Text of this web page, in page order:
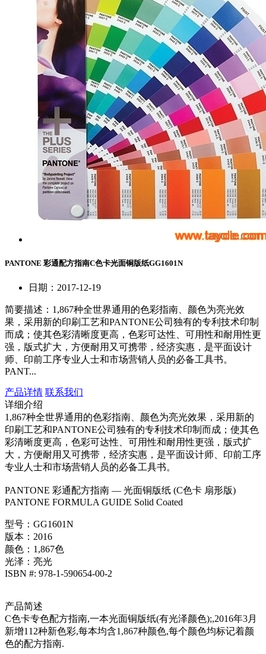
PANTONE 彩通配方指南C色卡光面铜版纸GG1601N
日期：2017-12-19
简要描述： 1,867种全世界通用的色彩指南、颜色为亮光效
果，采用新的印刷工艺和PANTONE公司独有的专利技术印制
而成；使其色彩清晰度更高，色彩可达性、可用性和耐用性更
强，版式扩大，方便耐用又可携带，经济实惠，是平面设计
师、印前工序专业人士和市场营销人员的必备工具书。
PANT...
产品详情 联系我们
详细介绍
1,867种全世界通用的色彩指南、颜色为亮光效果，采用新的
印刷工艺和PANTONE公司独有的专利技术印制而成；使其色
彩清晰度更高，色彩可达性、可用性和耐用性更强，版式扩
大，方便耐用又可携带，经济实惠，是平面设计师、印前工序
专业人士和市场营销人员的必备工具书。
PANTONE 彩通配方指南 — 光面铜版纸 (C色卡 扇形版)
PANTONE FORMULA GUIDE Solid Coated
型号：GG1601N
版本：2016
颜色：1,867色
光泽：亮光
ISBN #: 978-1-590654-00-2
产品简述
C色卡专色配方指南,一本光面铜版纸(有光泽颜色);,2016年3月
新增112种新色彩,每本均含1,867种颜色,每个颜色均标记着颜
色的配方指南.